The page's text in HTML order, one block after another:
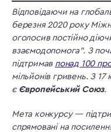
Відповідаючи на
березня 2020 року
оголосив постійно
взаємодопомога”. З
підтримав понад 100
мільйонів гривень. З 17
є Європейський Союз.
Мета конкурсу —
спрямовані на